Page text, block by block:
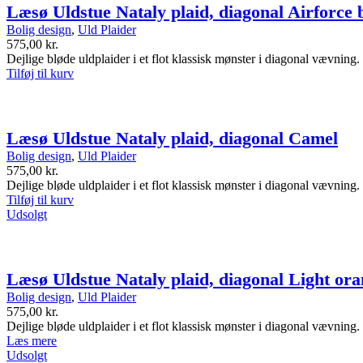
Læsø Uldstue Nataly plaid, diagonal Airforce
Bolig design, Uld Plaider
575,00 kr.
Dejlige bløde uldplaider i et flot klassisk mønster i diagonal vævning.
Tilføj til kurv
Læsø Uldstue Nataly plaid, diagonal Camel
Bolig design, Uld Plaider
575,00 kr.
Dejlige bløde uldplaider i et flot klassisk mønster i diagonal vævning.
Tilføj til kurv
Udsolgt
Læsø Uldstue Nataly plaid, diagonal Light
Bolig design, Uld Plaider
575,00 kr.
Dejlige bløde uldplaider i et flot klassisk mønster i diagonal vævning.
Læs mere
Udsolgt